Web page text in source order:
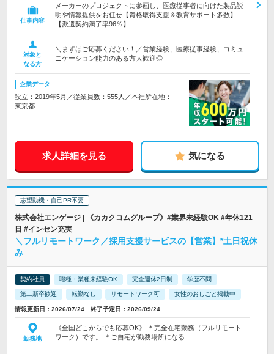
仕事内容
メーカーのプロジェクトに参画し、医療従事者に向けた製品説
明や情報提供をお任せ【資格取得支援＆教育サポート多数】
【派遣契約満了率96％】
対象と
なる方
＼まずはご応募ください！／営業経験、医療従事経験、コミュ
ニケーション能力のある方大歓迎◎
企業データ
設立：2019年5月／従業員数：555人／本社所在地：
東京都
求人詳細を見る 気になる
志望動機・自己PR不要
株式会社エンゲージ | 《カカクコムグループ》#業界未経験OK #年休121
日 #インセン充実
＼フルリモートワーク／採用支援サービスの【営業】*土日祝休
み
契約社員 職種・業種未経験OK 完全週休2日制 学歴不問
第二新卒歓迎 転勤なし リモートワーク可 女性のおしごと掲載中
情報更新日：2026/07/24 終了予定日：2026/09/24
勤務地
《全国どこからでも応募OK》 ＊完全在宅勤務（フルリモート
ワーク）です。 ＊ご自宅が勤務場所になる…